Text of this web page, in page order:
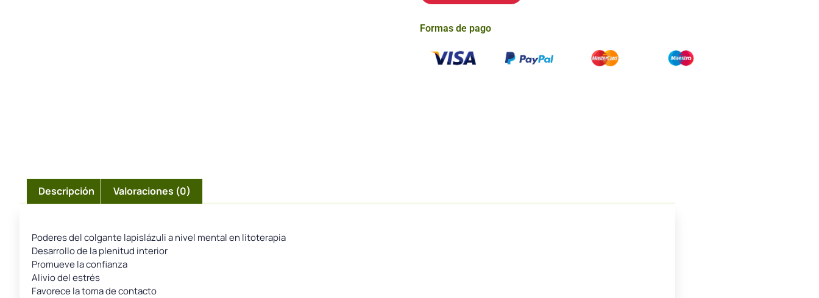
Formas de pago
Descripción Valoraciones (0)
Poderes del colgante lapislázuli a nivel mental en litoterapia
Desarrollo de la plenitud interior
Promueve la confianza
Alivio del estrés
Favorece la toma de contacto